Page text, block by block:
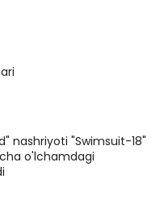
nashriyoti "Swimsuit-18"
o'lchamdagi